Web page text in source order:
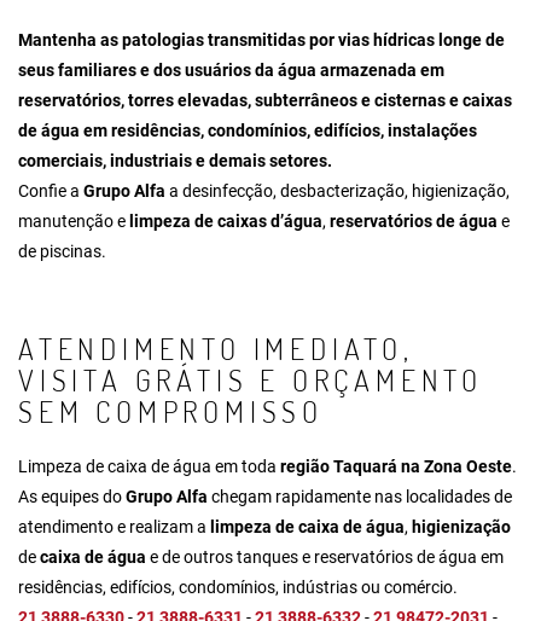
Mantenha as patologias transmitidas por vias hídricas longe de
seus familiares e dos usuários da água armazenada em
reservatórios, torres elevadas, subterrâneos e cisternas e caixas
de água em residências, condomínios, edifícios, instalações
comerciais, industriais e demais setores.
Confie a Grupo Alfa a desinfecção, desbacterização, higienização,
manutençãoe limpeza de caixas d’água, reservatórios de água e
de piscinas.
ATENDIMENTO IMEDIATO,
VISITA GRÁTIS E ORÇAMENTO
SEM COMPROMISSO
Limpeza de caixa de água em toda região Taquará na Zona Oeste.
As equipes doGrupo Alfa chegam rapidamente nas localidades de
atendimento e realizam a limpeza de caixa de água, higienização
decaixa de água e de outros tanques e reservatórios de água em
residências, edifícios, condomínios, indústrias ou comércio.